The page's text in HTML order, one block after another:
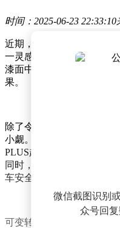
时间：2025-06-23 22:33:10
近期，一款备受瞩目的车
一灵感源自黎明时分，阳
漆面中巧妙融入了浅金色
果。
除了令人眼前一亮的外观
小觑。尽管官方尚未大肆
PLUS超级电机，这一配置
同时，四活塞卡钳的加入
车安全。
可变转向比技术的运用，
微信截图识别
众号回